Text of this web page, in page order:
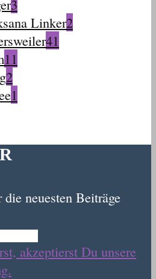
3
Linker2
41
11
2
1
neuesten Beiträge
akzeptierst Du unsere